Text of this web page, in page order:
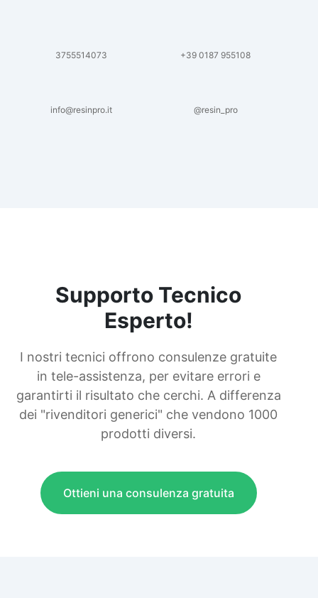
3755514073 +39 0187 955108
info@resinpro.it @resin_pro
Supporto Tecnico
Esperto!
I nostri tecnici offrono consulenze gratuite
in tele-assistenza, per evitare errori e
garantirti il risultato che cerchi. A differenza
dei "rivenditori generici" che vendono 1000
prodotti diversi.
Ottieni una consulenza gratuita